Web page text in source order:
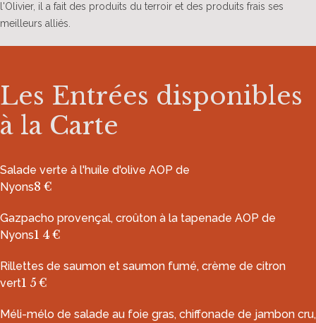
l'Olivier, il a fait des produits du terroir et des produits frais ses
meilleurs alliés.
Les Entrées disponibles
à la Carte
Salade verte à l'huile d'olive AOP de
Nyons8€
Gazpacho provençal, croûton à la tapenade AOP de
Nyons14€
Rillettes de saumon et saumon fumé, crème de citron
vert15€
Méli-mélo de salade au foie gras, chiffonade de jambon cru,